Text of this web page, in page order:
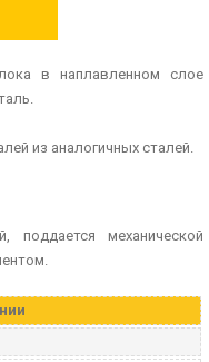
в наплавленном слое
из аналогичных сталей.
поддается механической